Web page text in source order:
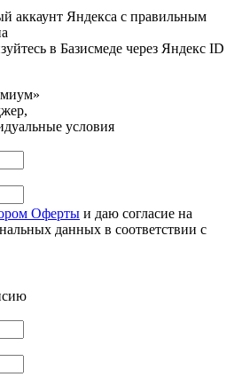
аккаунт Яндекса с правильным
в Базисмеде через Яндекс ID
условия
Оферты и даю согласие на
данных в соответствии с